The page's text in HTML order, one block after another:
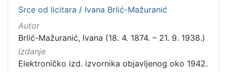
Srce od licitara / Ivana Brlić-Mažuranić
Autor
Brlić-Mažuranić, Ivana (18. 4. 1874. – 21. 9. 1938.)
Izdanje
Elektroničko izd. izvornika objavljenog oko 1942.